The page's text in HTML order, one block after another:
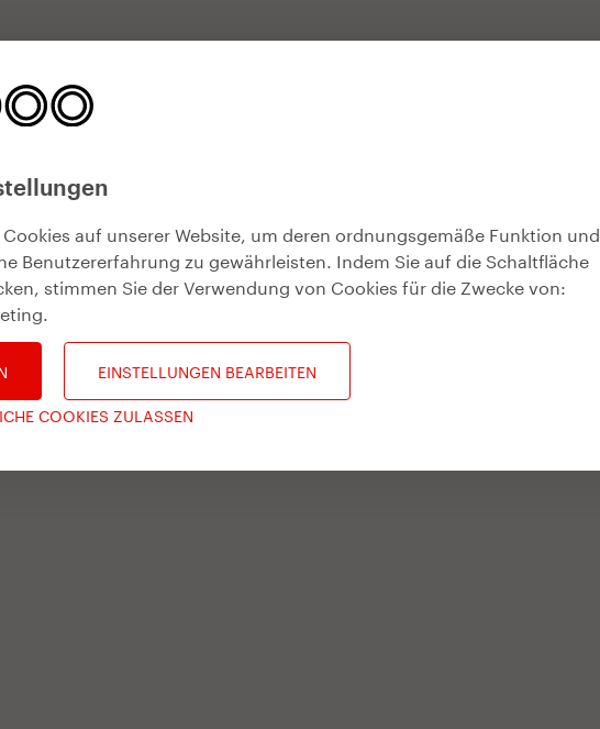
auf unserer Website, um deren ordnungsgemäße Funktion und
Benutzererfahrung zu gewährleisten. Indem Sie auf die Schaltfläche
stimmen Sie der Verwendung von Cookies für die Zwecke von:
.
EINSTELLUNGEN BEARBEITEN
COOKIES ZULASSEN